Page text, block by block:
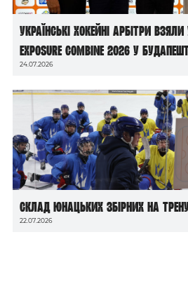
Українські хокейні арбітри
Exposure Combine 2026 у
24.07.2026
Склад юнацьких збірних на
22.07.2026